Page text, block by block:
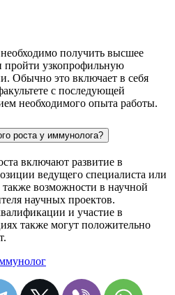
получить высшее
пройти узкопрофильную
Обычно это включает в себя
с последующей
необходимого опыта работы.
роста у иммунолога?
включают развитие в
ведущего специалиста или
возможности в научной
научных проектов.
и участие в
также могут положительно